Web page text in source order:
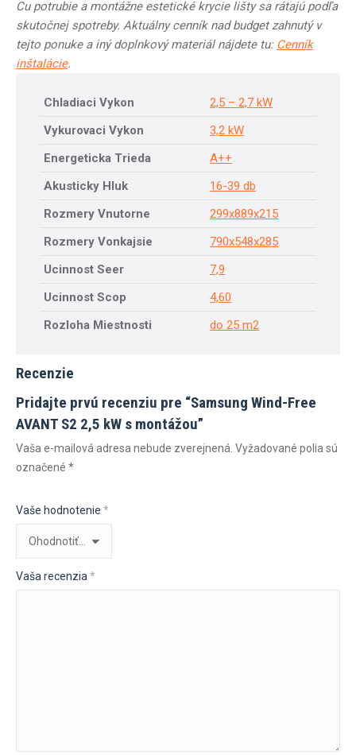
Cu potrubie a montážne estetické krycie lišty sa rátajú podľa
skutočnej spotreby. Aktuálny cenník nad budget zahnutý v
tejto ponuke a iný doplnkový materiál nájdete tu: Cenník
inštalácie.
Chladiaci Vykon
2,5 – 2,7 kW
Vykurovaci Vykon
3,2 kW
Energeticka Trieda
A++
Akusticky Hluk
16-39 db
Rozmery Vnutorne
299x889x215
Rozmery Vonkajsie
790x548x285
Ucinnost Seer
7,9
Ucinnost Scop
4,60
Rozloha Miestnosti
do 25 m2
Recenzie
Pridajte prvú recenziu pre “Samsung Wind-Free
AVANT S2 2,5 kW s montážou”
Vaša e-mailová adresa nebude zverejnená. Vyžadované polia sú
označené *
Vaše hodnotenie *
Vaša recenzia *